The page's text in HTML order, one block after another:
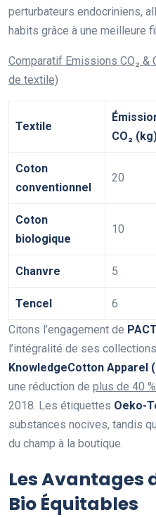
perturbateurs endocriniens,
habits grâce à une meilleure
Comparatif Emissions CO₂ &
de textile)
Textile
CO₂
Coton
conventionnel
20
Coton
biologique
10
Chanvre 5
Tencel 6
Citons l’engagement de
l’intégralité de ses
KnowledgeCotton Apparel
une réduction de plus de 40
2018. Les étiquettes Oeko-
substances nocives, tandis
du champ à la boutique.
Les Avantages
Bio Équitables